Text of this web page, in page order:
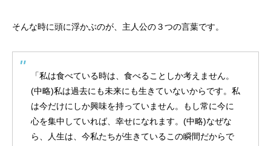
そんな時に頭に浮かぶのが、主人公の３つの言葉です。
「私は食べている時は、食べることしか考えません。
(中略)私は過去にも未来にも生きていないからです。私
は今だけにしか興味を持っていません。もし常に今に
心を集中していれば、幸せになれます。(中略)なぜな
ら、人生は、今私たちが生きているこの瞬間だからで